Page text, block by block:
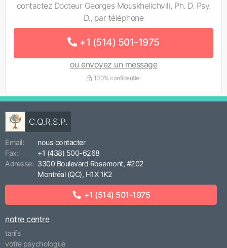
contactez Docteur Georges Mouskhelichvili, Ph. D. Psy.
D., par téléphone
+1 (514) 501-1975
ou envoyez un message
100% confidentiel
C.Q.R.S.P.
Email:
nous contacter
Fax:
+1 (438) 500-6268
Adresse: 3300 Boulevard Rosemont, #202
Montréal (QC), H1X 1K2
+1 (514) 501-1975
notre centre
tarifs
votre psychologue